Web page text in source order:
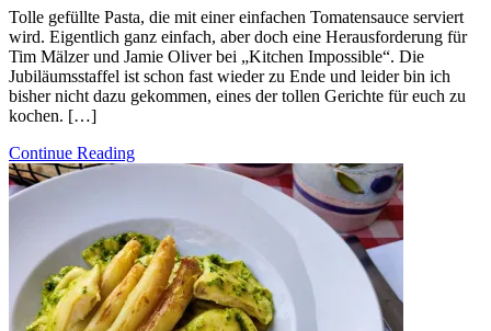
Tolle gefüllte Pasta, die mit einer einfachen Tomatensauce serviert
wird. Eigentlich ganz einfach, aber doch eine Herausforderung für
Tim Mälzer und Jamie Oliver bei „Kitchen Impossible“. Die
Jubiläumsstaffel ist schon fast wieder zu Ende und leider bin ich
bisher nicht dazu gekommen, eines der tollen Gerichte für euch zu
kochen. […]
Continue Reading